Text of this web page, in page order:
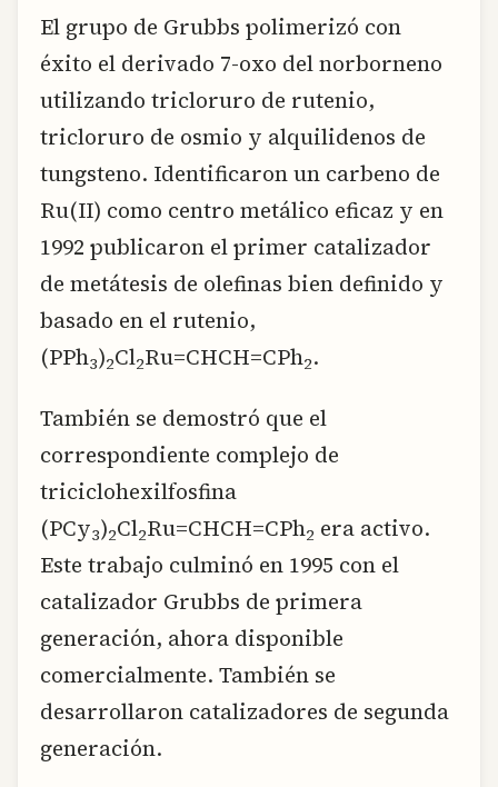
El grupo de Grubbs polimerizó con
éxito el derivado 7-oxo del norborneno
utilizando tricloruro de rutenio,
tricloruro de osmio y alquilidenos de
tungsteno. Identificaron un carbeno de
Ru(II) como centro metálico eficaz y en
1992 publicaron el primer catalizador
de metátesis de olefinas bien definido y
basado en el rutenio,
(PPh3)2Cl2Ru=CHCH=CPh2.
También se demostró que el
correspondiente complejo de
triciclohexilfosfina
(PCy3)2Cl2Ru=CHCH=CPh2 era activo.
Este trabajo culminó en 1995 con el
catalizador Grubbs de primera
generación, ahora disponible
comercialmente. También se
desarrollaron catalizadores de segunda
generación.